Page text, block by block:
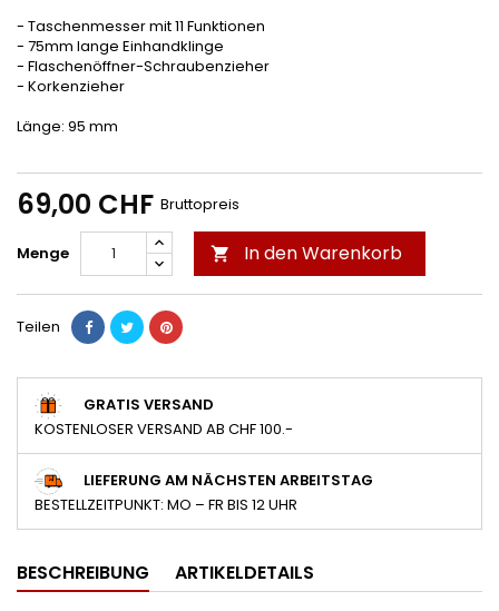
- Taschenmesser mit 11 Funktionen
- 75mm lange Einhandklinge
- Flaschenöffner-Schraubenzieher
- Korkenzieher
Länge: 95 mm
69,00 CHF Bruttopreis
Menge  In den Warenkorb
Teilen
GRATIS VERSAND
KOSTENLOSER VERSAND AB CHF 100.-
LIEFERUNG AM NÄCHSTEN ARBEITSTAG
BESTELLZEITPUNKT: MO – FR BIS 12 UHR
BESCHREIBUNG ARTIKELDETAILS